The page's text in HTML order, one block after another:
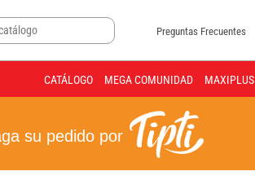
Preguntas Frecuentes
CATÁLOGO MEGA COMUNIDAD MAXIPLUS
su pedido por